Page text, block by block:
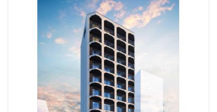
お部屋を再検索
検索結果の絞り込み
〜